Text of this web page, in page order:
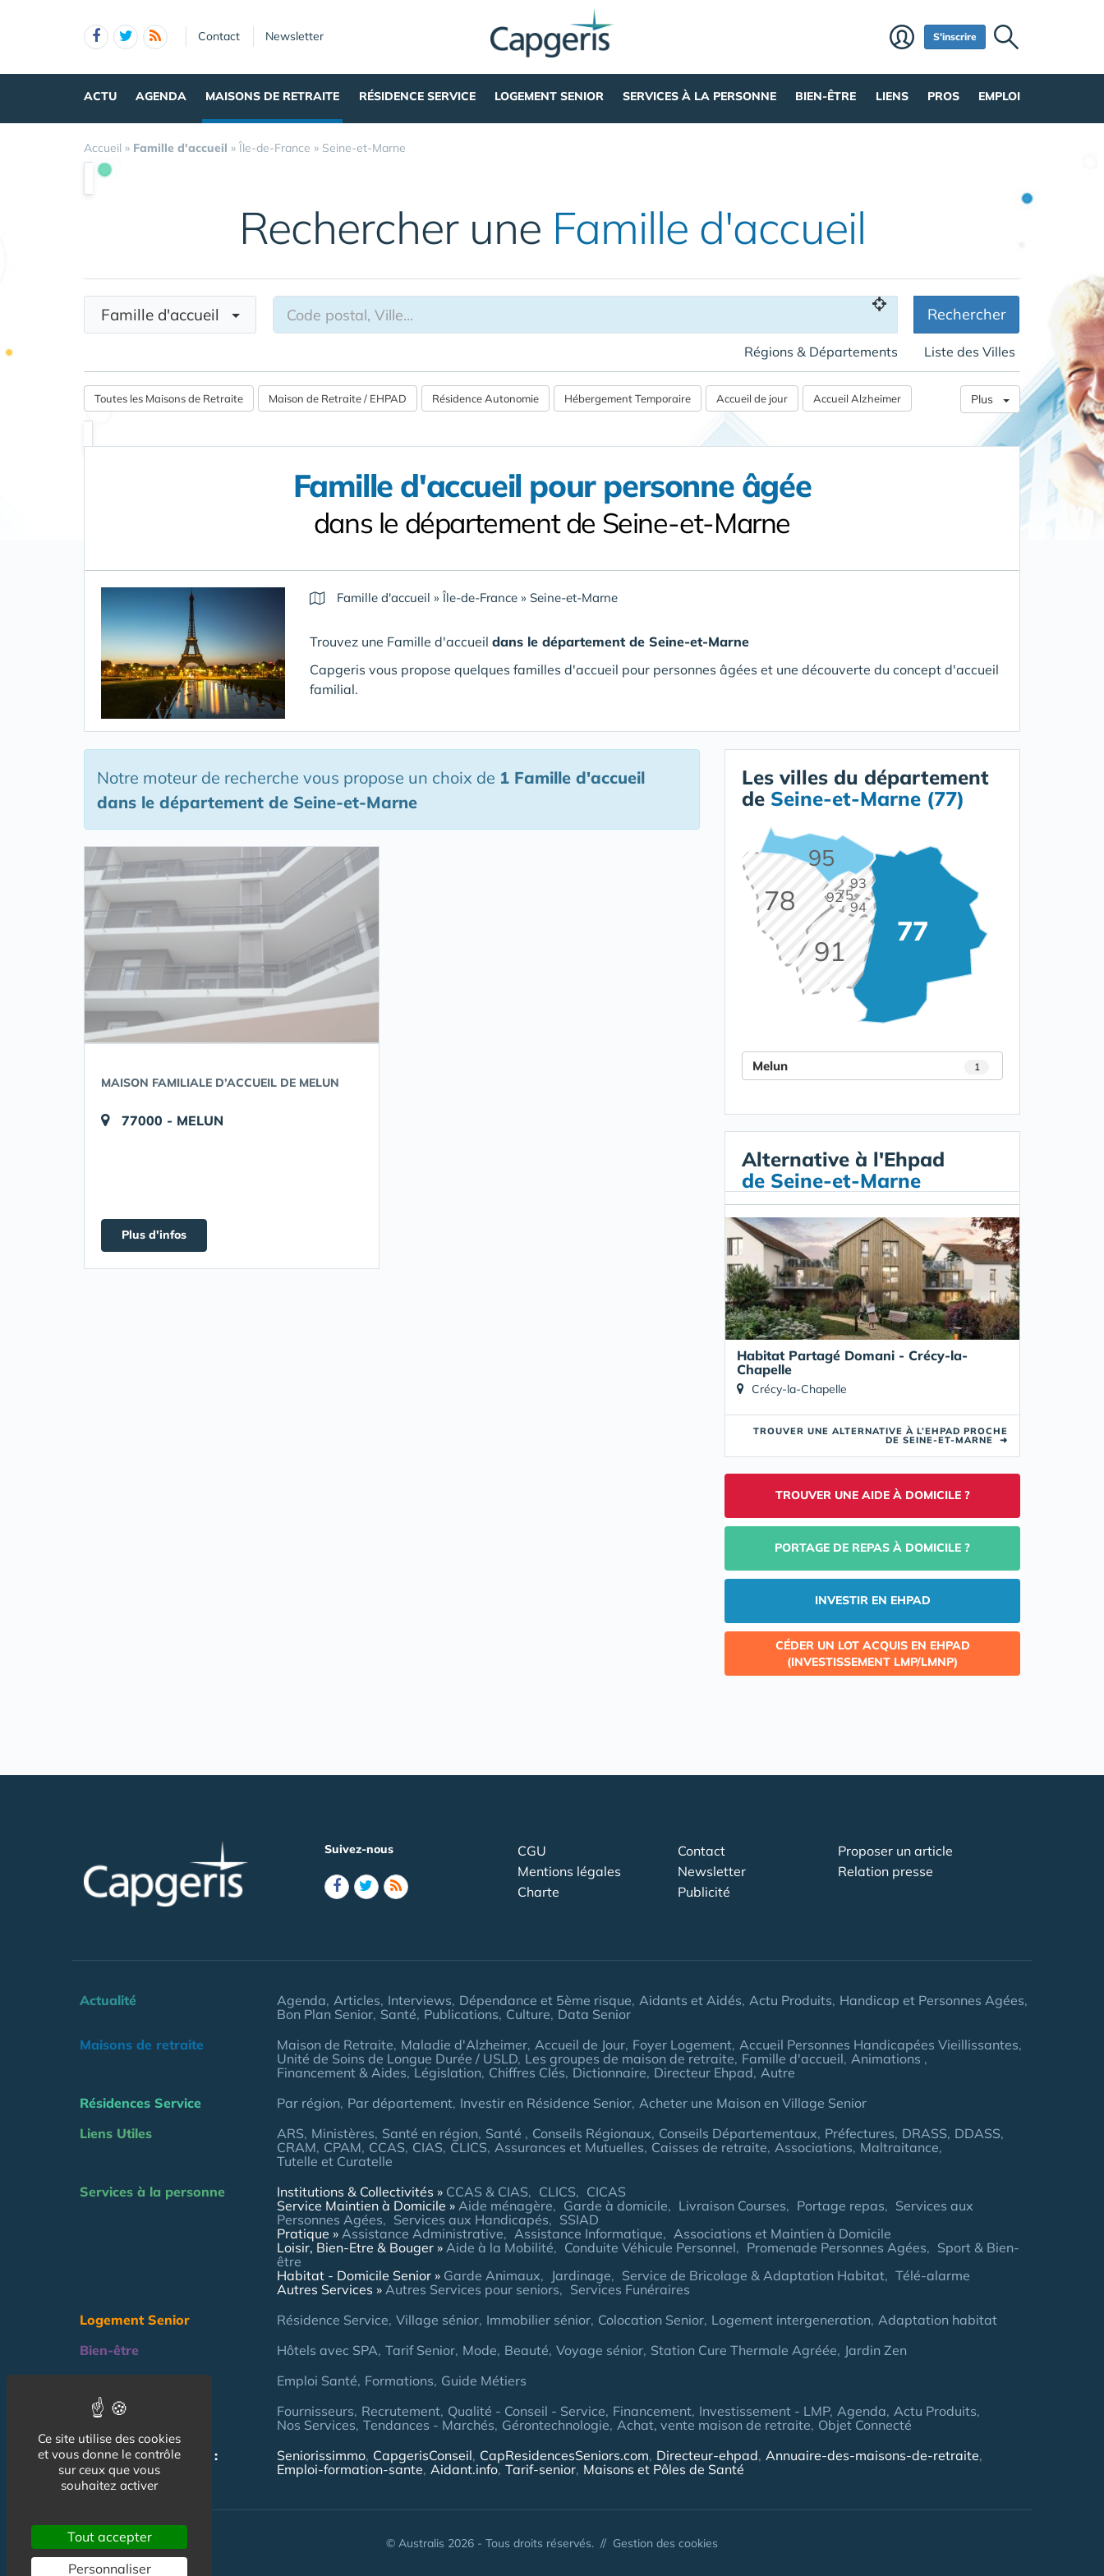
Contact Newsletter S'inscrire
ACTU AGENDA MAISONS DE RETRAITE RÉSIDENCE SERVICE LOGEMENT SENIOR SERVICES À LA PERSONNE BIEN-ÊTRE LIENS PROS EMPLOI
Accueil » Famille d'accueil » Île-de-France » Seine-et-Marne
Rechercher une Famille d'accueil
Famille d'accueil Rechercher
Régions & Départements Liste des Villes
Toutes les Maisons de Retraite Maison de Retraite / EHPAD Résidence Autonomie Hébergement Temporaire Accueil de jour Accueil Alzheimer Plus
Famille d'accueil pour personne âgée
dans le département de Seine-et-Marne
Famille d'accueil »Île-de-France » Seine-et-Marne
Trouvez une Famille d'accueil dans le département de Seine-et-Marne
Capgeris vous propose quelques familles d'accueil pour personnes âgées et une découverte du concept d'accueil
familial.
Notre moteur de recherche vous propose un choix de 1 Famille d'accueil
dans le département de Seine-et-Marne
MAISON FAMILIALE D’ACCUEIL DE MELUN
77000 - MELUN
Plus d'infos
Les villes du département
de Seine-et-Marne (77)
75
77
78
91
92
93
94
95
Melun 1
Alternative à l'Ehpad
de Seine-et-Marne
Habitat Partagé Domani - Crécy-la-
Chapelle
Crécy-la-Chapelle
TROUVER UNE ALTERNATIVE À L’EHPAD PROCHE
DE SEINE-ET-MARNE ➜
TROUVER UNE AIDE À DOMICILE ?
PORTAGE DE REPAS À DOMICILE ?
INVESTIR EN EHPAD
CÉDER UN LOT ACQUIS EN EHPAD
(INVESTISSEMENT LMP/LMNP)
Suivez-nous
CGU
Mentions légales
Charte
Contact
Newsletter
Publicité
Proposer un article
Relation presse
Actualité Agenda Articles Interviews Dépendance et 5ème risque Aidants et Aidés Actu Produits Handicap et Personnes Agées
Bon Plan Senior Santé Publications Culture Data Senior
Maisons de retraite
Maison de Retraite Maladie d'Alzheimer Accueil de Jour Foyer Logement Accueil Personnes Handicapées Vieillissantes
Unité de Soins de Longue Durée / USLD Les groupes de maison de retraite Famille d'accueil Animations
Financement & Aides Législation Chiffres Clés Dictionnaire Directeur Ehpad Autre
Résidences Service
Par région Par département Investir en Résidence Senior Acheter une Maison en Village Senior
Liens Utiles
ARS Ministères Santé en région Santé Conseils Régionaux Conseils Départementaux Préfectures DRASS DDASS
CRAM CPAM CCAS CIAS CLICS Assurances et Mutuelles Caisses de retraite Associations Maltraitance
Tutelle et Curatelle
Services à la personne
Institutions & Collectivités CCAS & CIAS CLICS
CICAS
Service Maintien à Domicile
Aide ménagère Garde à domicile Livraison Courses Portage repas
Services aux
Personnes Agées
Services aux Handicapés
SSIAD
Pratique
Assistance Administrative Assistance Informatique
Associations et Maintien à Domicile
Loisir, Bien-Etre & Bouger
Aide à la Mobilité Conduite Véhicule Personnel Promenade Personnes Agées
Sport & Bien-
être
Habitat - Domicile Senior
Garde Animaux Jardinage Service de Bricolage & Adaptation Habitat
Télé-alarme
Autres Services
Autres Services pour seniors
Services Funéraires
Logement Senior
Résidence Service Village sénior Immobilier sénior Colocation Senior Logement intergeneration Adaptation habitat
Bien-être
Hôtels avec SPA Tarif Senior Mode Beauté Voyage sénior Station Cure Thermale Agréée Jardin Zen
Emploi & formation
Emploi Santé Formations Guide Métiers
Professionnels
Fournisseurs Recrutement Qualité - Conseil - Service Financement Investissement - LMP Agenda Actu Produits
Nos Services Tendances - Marchés Gérontechnologie Achat, vente maison de retraite Objet Connecté
NOS AUTRES SITES :
Seniorissimmo CapgerisConseil CapResidencesSeniors.com Directeur-ehpad Annuaire-des-maisons-de-retraite
Emploi-formation-sante Aidant.info Tarif-senior Maisons et Pôles de Santé
© Australis 2026 - Tous droits réservés. // Gestion des cookies
Ce site utilise des cookies
et vous donne le contrôle
sur ceux que vous
souhaitez activer
Tout accepter
Personnaliser